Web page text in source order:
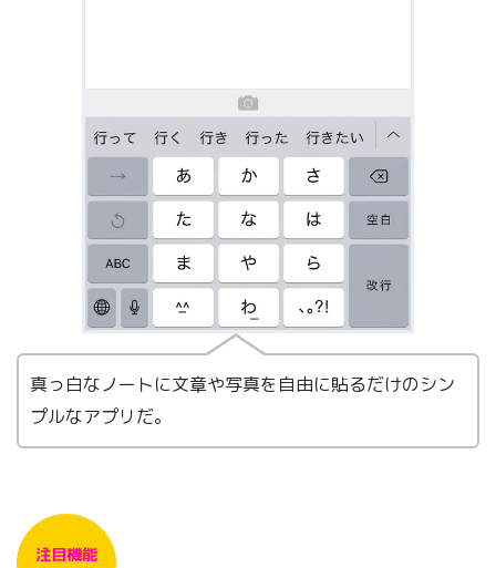
真っ白なノートに文章や写真を自由に貼るだけのシン
プルなアプリだ。
注目機能